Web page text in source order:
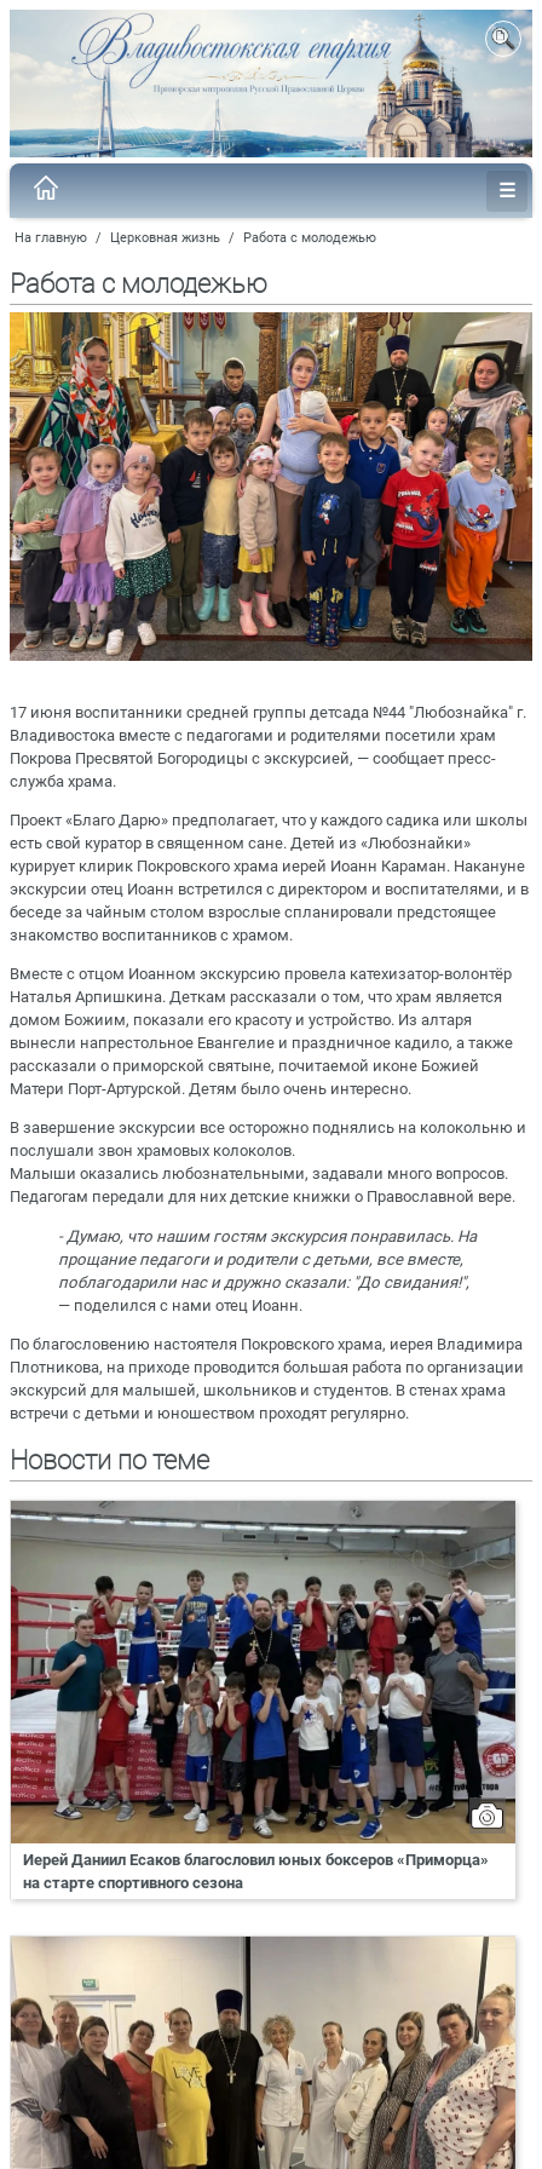
На главную / Церковная жизнь / Работа с молодежью
Работа с молодежью
17 июня воспитанники средней группы детсада №44 "Любознайка" г.
Владивостока вместе с педагогами и родителями посетили храм
Покрова Пресвятой Богородицы с экскурсией, — сообщает пресс-
служба храма.
Проект «Благо Дарю» предполагает, что у каждого садика или школы
есть свой куратор в священном сане. Детей из «Любознайки»
курирует клирик Покровского храма иерей Иоанн Караман. Накануне
экскурсии отец Иоанн встретился с директором и воспитателями, и в
беседе за чайным столом взрослые спланировали предстоящее
знакомство воспитанников с храмом.
Вместе с отцом Иоанном экскурсию провела катехизатор-волонтёр
Наталья Арпишкина. Деткам рассказали о том, что храм является
домом Божиим, показали его красоту и устройство. Из алтаря
вынесли напрестольное Евангелие и праздничное кадило, а также
рассказали о приморской святыне, почитаемой иконе Божией
Матери Порт-Артурской. Детям было очень интересно.
В завершение экскурсии все осторожно поднялись на колокольню и
послушали звон храмовых колоколов.
Малыши оказались любознательными, задавали много вопросов.
Педагогам передали для них детские книжки о Православной вере.
- Думаю, что нашим гостям экскурсия понравилась. На
прощание педагоги и родители с детьми, все вместе,
поблагодарили нас и дружно сказали: "До свидания!",
— поделился с нами отец Иоанн.
По благословению настоятеля Покровского храма, иерея Владимира
Плотникова, на приходе проводится большая работа по организации
экскурсий для малышей, школьников и студентов. В стенах храма
встречи с детьми и юношеством проходят регулярно.
Новости по теме
Иерей Даниил Есаков благословил юных боксеров «Приморца»
на старте спортивного сезона